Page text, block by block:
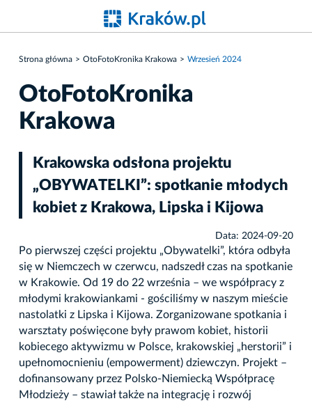
Strona główna OtoFotoKronika Krakowa Wrzesień 2024
OtoFotoKronika
Krakowa
Krakowska odsłona projektu
„OBYWATELKI”: spotkanie młodych
kobiet z Krakowa, Lipska i Kijowa
Data: 2024-09-20
Po pierwszej części projektu „Obywatelki”, która odbyła
się w Niemczech w czerwcu, nadszedł czas na spotkanie
w Krakowie. Od 19 do 22 września – we współpracy z
młodymi krakowiankami - gościliśmy w naszym mieście
nastolatki z Lipska i Kijowa. Zorganizowane spotkania i
warsztaty poświęcone były prawom kobiet, historii
kobiecego aktywizmu w Polsce, krakowskiej „herstorii” i
upełnomocnieniu (empowerment) dziewczyn. Projekt –
dofinansowany przez Polsko-Niemiecką Współpracę
Młodzieży – stawiał także na integrację i rozwój